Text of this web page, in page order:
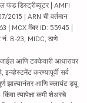
फंड डिस्ट्रीब्यूटर | AMFI
2015 | ARN ची वर्तमान
| MCX मेंबर ID: 55945 |
नं. B-23, MIDC, ठाणे
आणि टक्केवारी आधारावर
करण्यापूर्वी सर्व
झाल्यानंतर आणि क्लायंट ड्यू
त्यापेक्षा कमी शेअरचे